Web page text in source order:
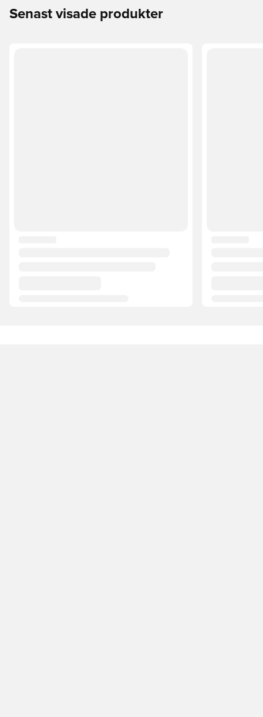
Senast visade produkter